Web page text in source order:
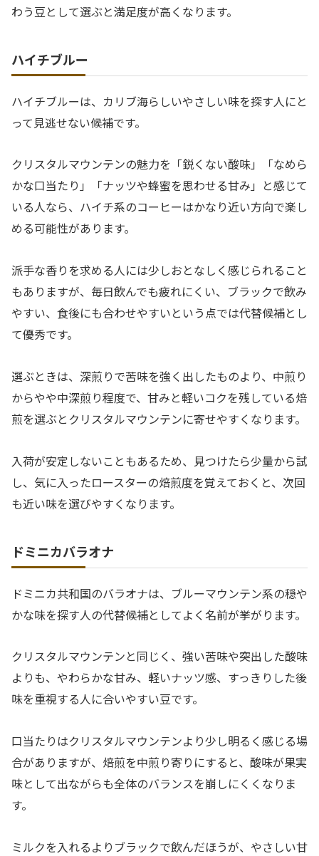
わう豆として選ぶと満足度が高くなります。
ハイチブルー
ハイチブルーは、カリブ海らしいやさしい味を探す人にと
って見逃せない候補です。
クリスタルマウンテンの魅力を「鋭くない酸味」「なめら
かな口当たり」「ナッツや蜂蜜を思わせる甘み」と感じて
いる人なら、ハイチ系のコーヒーはかなり近い方向で楽し
める可能性があります。
派手な香りを求める人には少しおとなしく感じられること
もありますが、毎日飲んでも疲れにくい、ブラックで飲み
やすい、食後にも合わせやすいという点では代替候補とし
て優秀です。
選ぶときは、深煎りで苦味を強く出したものより、中煎り
からやや中深煎り程度で、甘みと軽いコクを残している焙
煎を選ぶとクリスタルマウンテンに寄せやすくなります。
入荷が安定しないこともあるため、見つけたら少量から試
し、気に入ったロースターの焙煎度を覚えておくと、次回
も近い味を選びやすくなります。
ドミニカバラオナ
ドミニカ共和国のバラオナは、ブルーマウンテン系の穏や
かな味を探す人の代替候補としてよく名前が挙がります。
クリスタルマウンテンと同じく、強い苦味や突出した酸味
よりも、やわらかな甘み、軽いナッツ感、すっきりした後
味を重視する人に合いやすい豆です。
口当たりはクリスタルマウンテンより少し明るく感じる場
合がありますが、焙煎を中煎り寄りにすると、酸味が果実
味として出ながらも全体のバランスを崩しにくくなりま
す。
ミルクを入れるよりブラックで飲んだほうが、やさしい甘